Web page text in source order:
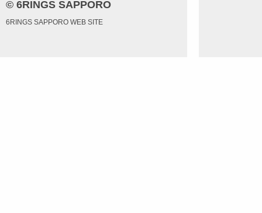
© 6RINGS SAPPORO
6RINGS SAPPORO WEB SITE